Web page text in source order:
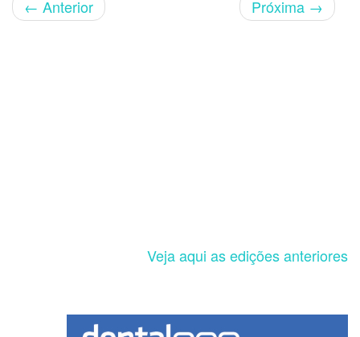
← Anterior Próxima →
Veja aqui as edições anteriores